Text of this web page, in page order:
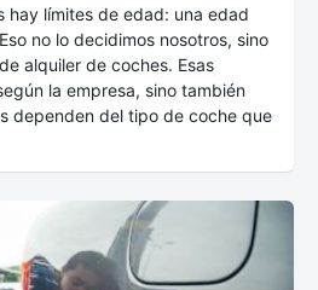
hay límites de edad: una edad
no lo decidimos nosotros, sino
alquiler de coches. Esas
la empresa, sino también
dependen del tipo de coche que